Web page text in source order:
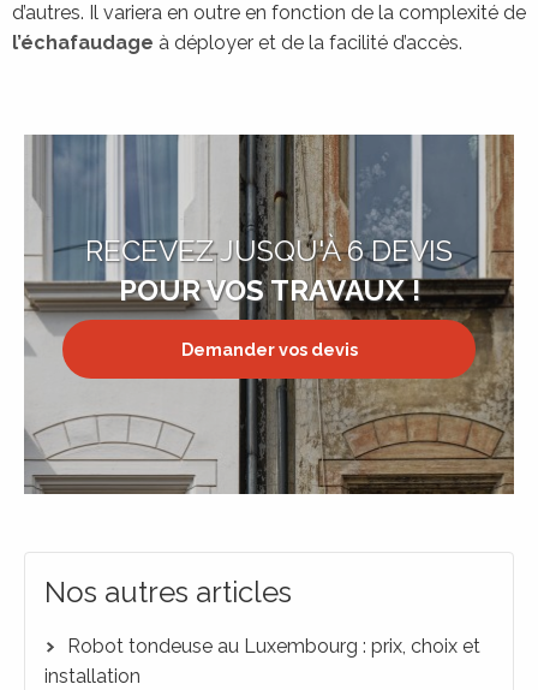
d’autres. Il variera en outre en fonction de la complexité de
l’échafaudage à déployer et de la facilité d’accès.
RECEVEZ JUSQU'À 6 DEVIS
POUR VOS TRAVAUX !
Demander vos devis
Nos autres articles
Robot tondeuse au Luxembourg : prix, choix et
installation